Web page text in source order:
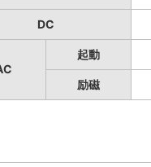
DC
起動
励磁